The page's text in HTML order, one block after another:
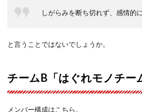
しがらみを断ち切れず、感情的
と言うことではないでしょうか。
チームB「はぐれモノチー
メンバー構成はこちら。